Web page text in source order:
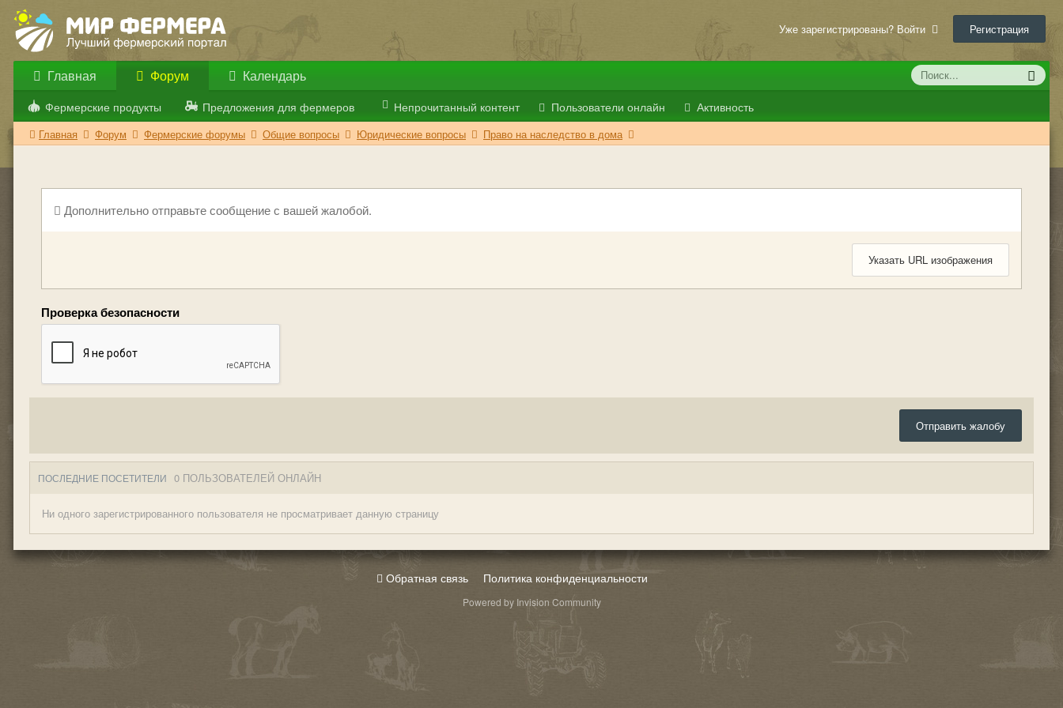
Уже зарегистрированы? Войти Регистрация
Главная Форум
Фермерские продукты Предложения для фермеров Непрочитанный контент Пользователи онлайн Активность
Календарь
Главная Форум Фермерские форумы Общие вопросы Юридические вопросы Право на наследство в дома
Дополнительно отправьте сообщение с вашей жалобой.
Указать URL изображения
Проверка безопасности
Отправить жалобу
ПОСЛЕДНИЕ ПОСЕТИТЕЛИ 0 ПОЛЬЗОВАТЕЛЕЙ ОНЛАЙН
Ни одного зарегистрированного пользователя не просматривает данную страницу
Обратная связь Политика конфиденциальности
Powered by Invision Community